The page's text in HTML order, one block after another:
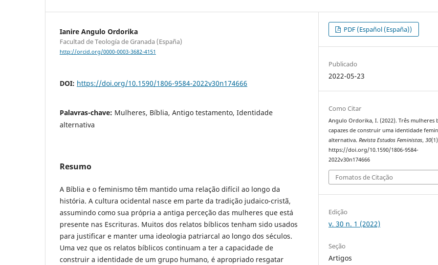
Ianire Angulo Ordorika
Facultad de Teología de Granada (España)
http://orcid.org/0000-0003-3682-4151
DOI: https://doi.org/10.1590/1806-9584-2022v30n174666
Palavras-chave: Mulheres, Bíblia, Antigo testamento, Identidade
alternativa
Resumo
A Bíblia e o feminismo têm mantido uma relação difícil ao longo da
história. A cultura ocidental nasce em parte da tradição judaico-cristã,
assumindo como sua própria a antiga perceção das mulheres que está
presente nas Escrituras. Muitos dos relatos bíblicos tenham sido usados
para justificar e manter uma ideologia patriarcal ao longo dos séculos.
Uma vez que os relatos bíblicos continuam a ter a capacidade de
construir a identidade de um grupo humano, é apropriado resgatar
PDF (Español (España))
Publicado
2022-05-23
Como Citar
Angulo Ordorika, I. (2022). Três mulheres
capazes de construir uma identidade
alternativa.Revista Estudos Feministas,30
https://doi.org/10.1590/1806-9584-
2022v30n174666
Fomatos de Citação
Edição
v. 30 n. 1 (2022)
Seção
Artigos